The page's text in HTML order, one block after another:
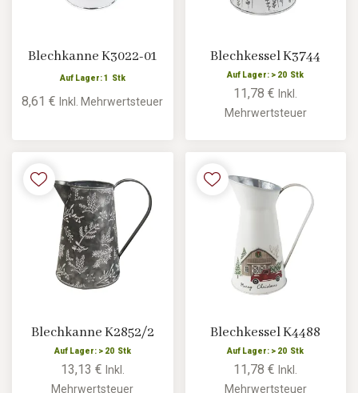
Blechkanne K3022-01
Auf Lager: 1 Stk
8,61 €Inkl. Mehrwertsteuer
Blechkessel K3744
Auf Lager: > 20 Stk
11,78 €Inkl.
Mehrwertsteuer
Blechkanne K2852/2
Auf Lager: > 20 Stk
13,13 € Inkl.
Mehrwertsteuer
Blechkessel K4488
Auf Lager: > 20 Stk
11,78 €Inkl.
Mehrwertsteuer